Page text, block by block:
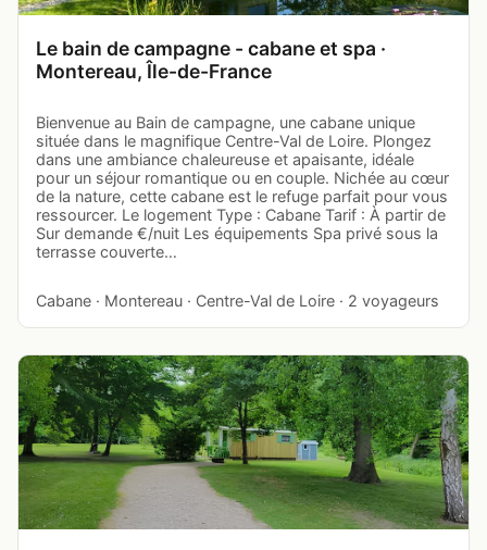
Le bain de campagne - cabane et spa ·
Montereau, Île-de-France
Bienvenue au Bain de campagne, une cabane unique
située dans le magnifique Centre-Val de Loire. Plongez
dans une ambiance chaleureuse et apaisante, idéale
pour un séjour romantique ou en couple. Nichée au cœur
de la nature, cette cabane est le refuge parfait pour vous
ressourcer. Le logement Type : Cabane Tarif : À partir de
Sur demande €/nuit Les équipements Spa privé sous la
terrasse couverte…
Cabane · Montereau · Centre-Val de Loire · 2 voyageurs